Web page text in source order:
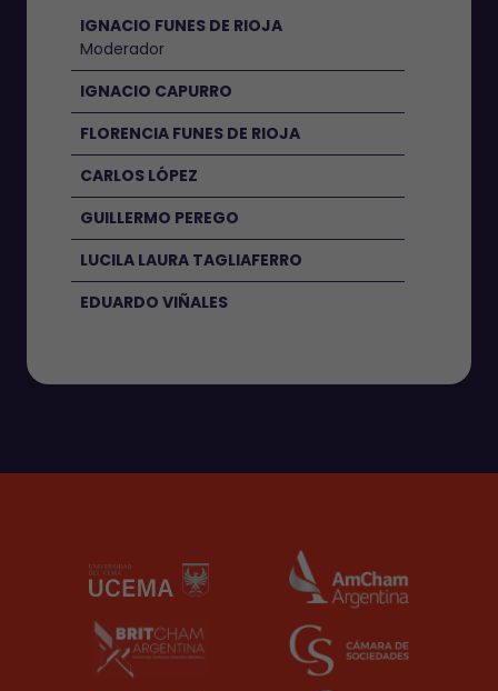
IGNACIO FUNES DE RIOJA
Moderador
IGNACIO CAPURRO
FLORENCIA FUNES DE RIOJA
CARLOS LÓPEZ
GUILLERMO PEREGO
LUCILA LAURA TAGLIAFERRO
EDUARDO VIÑALES